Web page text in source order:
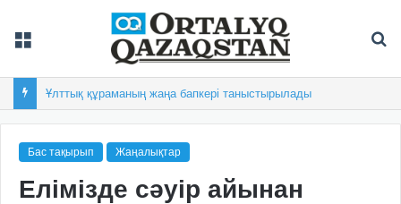
Ұлттық құраманың жаңа бапкері таныстырылады
Бас тақырып Жаңалықтар
Елімізде сәуір айынан